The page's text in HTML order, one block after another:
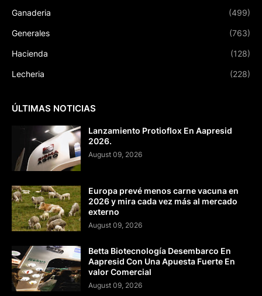
Ganaderia (499)
Generales (763)
Hacienda (128)
Lecheria (228)
ÚLTIMAS NOTICIAS
Lanzamiento Protioflox En Aapresid
2026.
August 09, 2026
Europa prevé menos carne vacuna en
2026 y mira cada vez más al mercado
externo
August 09, 2026
Betta Biotecnología Desembarco En
Aapresid Con Una Apuesta Fuerte En
valor Comercial
August 09, 2026